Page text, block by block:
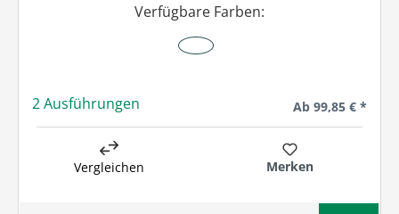
Verfügbare Farben:
2 Ausführungen Regulärer Preis:
Ab 99,85 € *
Vergleichen Merken